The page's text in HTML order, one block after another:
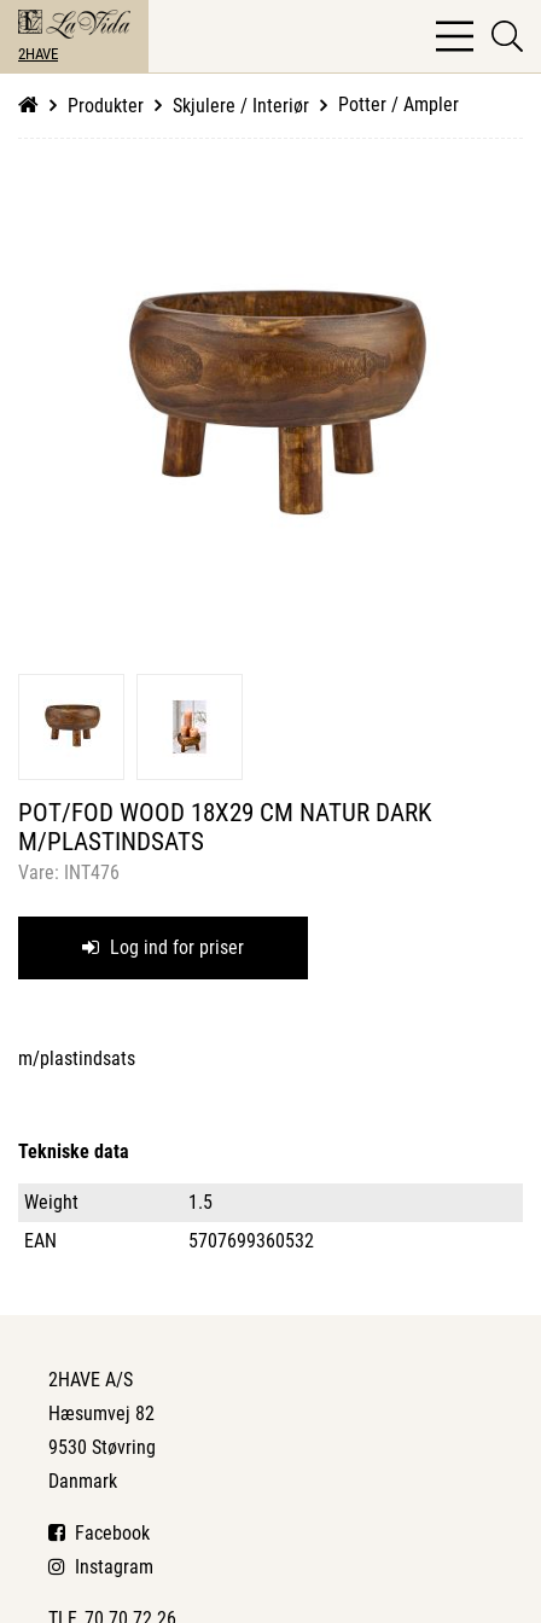
2HAVE
bars
light
Produkter Skjulere / Interiør Potter / Ampler
POT/FOD WOOD 18X29 CM NATUR DARK
M/PLASTINDSATS
Vare: INT476
Log ind for priser
m/plastindsats
Tekniske data
Weight
1.5
EAN
5707699360532
2HAVE A/S
Hæsumvej 82
9530 Støvring
Danmark
Facebook
Instagram